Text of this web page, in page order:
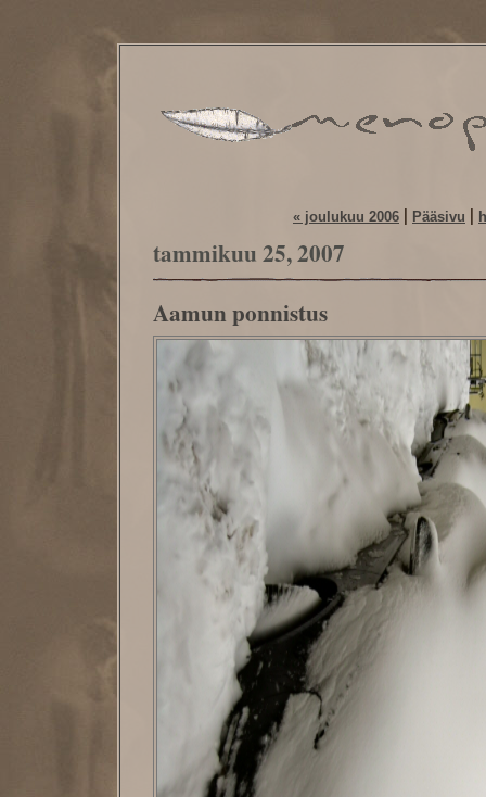
« joulukuu 2006 | Pääsivu |
tammikuu 25, 2007
Aamun ponnistus